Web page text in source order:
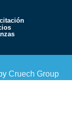
Cruech Group